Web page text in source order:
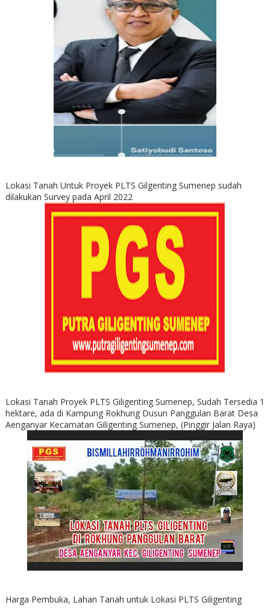
Lokasi Tanah Untuk Proyek PLTS Gilgenting Sumenep sudah
dilakukan Survey pada April 2022
Lokasi Tanah Proyek PLTS Giligenting Sumenep, Sudah Tersedia 1
hektare, ada di Kampung Rokhung Dusun Panggulan Barat Desa
Aenganyar Kecamatan Giligenting Sumenep, (Pinggir Jalan Raya)
Harga Pembuka, Lahan Tanah untuk Lokasi PLTS Giligenting